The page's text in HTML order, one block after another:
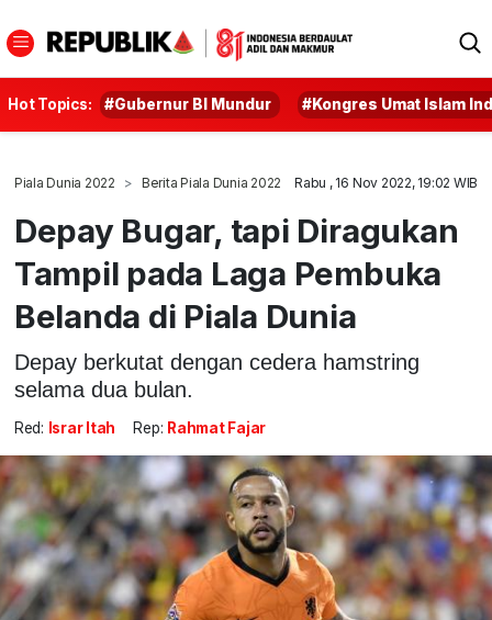
Hot Topics: #Gubernur BI Mundur #Kongres Umat Islam
Piala Dunia 2022 Berita Piala Dunia 2022 Rabu , 16 Nov 2022, 19:02 WIB
Depay Bugar, tapi Diragukan
Tampil pada Laga Pembuka
Belanda di Piala Dunia
Depay berkutat dengan cedera hamstring
selama dua bulan.
Red: Israr Itah Rep: Rahmat Fajar